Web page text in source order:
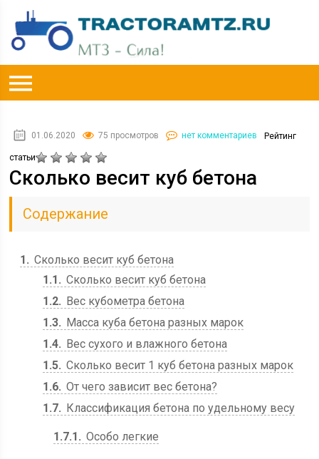
01.06.2020 75 просмотров нет комментариев Рейтинг
статьи
Сколько весит куб бетона
Содержание
1
Сколько весит куб бетона
1.1
Сколько весит куб бетона
1.2
Вес кубометра бетона
1.3
Масса куба бетона разных марок
1.4
Вес сухого и влажного бетона
1.5 Cколько весит 1 куб бетона разных марок
1.6 От чего зависит вес бетона?
1.7
Классификация бетона по удельному весу
1.7.1 Особо легкие